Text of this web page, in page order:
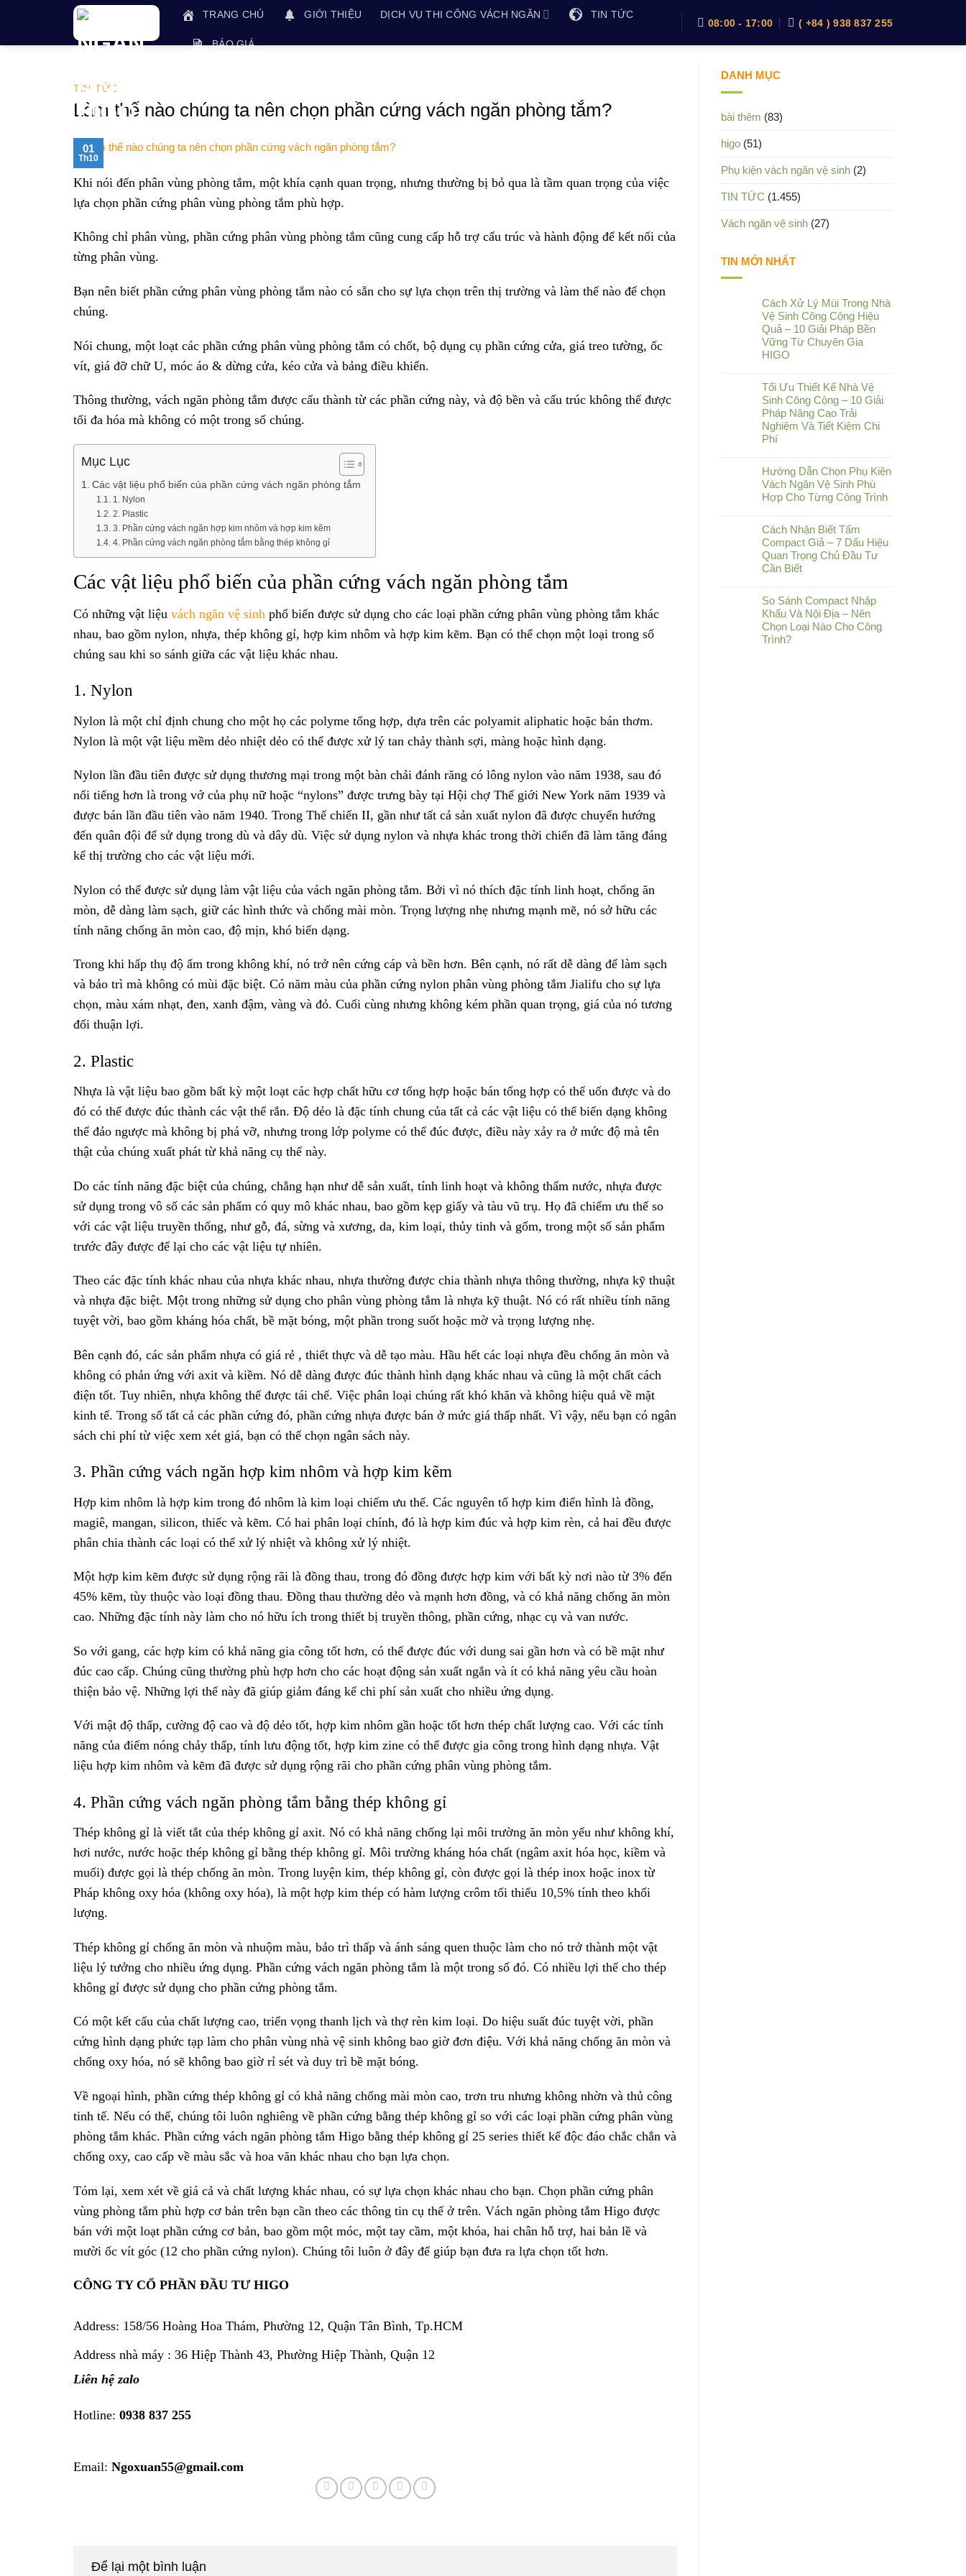
TRANG CHỦ GIỚI THIỆU DỊCH VỤ THI CÔNG VÁCH NGĂN TIN TỨC
BÁO GIÁ
08:00 - 17:00 ( +84 ) 938 837 255
TIN TỨC
Làm thế nào chúng ta nên chọn phần cứng vách ngăn phòng tắm?
01
Th10
Khi nói đến phân vùng phòng tắm, một khía cạnh quan trọng, nhưng thường bị bỏ qua là tầm quan trọng của việc
lựa chọn phần cứng phân vùng phòng tắm phù hợp.
Không chỉ phân vùng, phần cứng phân vùng phòng tắm cũng cung cấp hỗ trợ cấu trúc và hành động để kết nối của
từng phân vùng.
Bạn nên biết phần cứng phân vùng phòng tắm nào có sẵn cho sự lựa chọn trên thị trường và làm thế nào để chọn
chúng.
Nói chung, một loạt các phần cứng phân vùng phòng tắm có chốt, bộ dụng cụ phần cứng cửa, giá treo tường, ốc
vít, giá đỡ chữ U, móc áo & dừng cửa, kéo cửa và bảng điều khiển.
Thông thường, vách ngăn phòng tắm được cấu thành từ các phần cứng này, và độ bền và cấu trúc không thể được
tối đa hóa mà không có một trong số chúng.
Mục Lục
Các vật liệu phổ biến của phần cứng vách ngăn phòng tắm
1. Nylon
2. Plastic
3. Phần cứng vách ngăn hợp kim nhôm và hợp kim kẽm
4. Phần cứng vách ngăn phòng tắm bằng thép không gỉ
Các vật liệu phổ biến của phần cứng vách ngăn phòng tắm
Có những vật liệu vách ngăn vệ sinh phổ biến được sử dụng cho các loại phần cứng phân vùng phòng tắm khác
nhau, bao gồm nylon, nhựa, thép không gỉ, hợp kim nhôm và hợp kim kẽm. Bạn có thể chọn một loại trong số
chúng sau khi so sánh giữa các vật liệu khác nhau.
1. Nylon
Nylon là một chỉ định chung cho một họ các polyme tổng hợp, dựa trên các polyamit aliphatic hoặc bán thơm.
Nylon là một vật liệu mềm dẻo nhiệt dẻo có thể được xử lý tan chảy thành sợi, màng hoặc hình dạng.
Nylon lần đầu tiên được sử dụng thương mại trong một bàn chải đánh răng có lông nylon vào năm 1938, sau đó
nổi tiếng hơn là trong vớ của phụ nữ hoặc “nylons” được trưng bày tại Hội chợ Thế giới New York năm 1939 và
được bán lần đầu tiên vào năm 1940. Trong Thế chiến II, gần như tất cả sản xuất nylon đã được chuyển hướng
đến quân đội để sử dụng trong dù và dây dù. Việc sử dụng nylon và nhựa khác trong thời chiến đã làm tăng đáng
kể thị trường cho các vật liệu mới.
Nylon có thể được sử dụng làm vật liệu của vách ngăn phòng tắm. Bởi vì nó thích đặc tính linh hoạt, chống ăn
mòn, dễ dàng làm sạch, giữ các hình thức và chống mài mòn. Trọng lượng nhẹ nhưng mạnh mẽ, nó sở hữu các
tính năng chống ăn mòn cao, độ mịn, khó biến dạng.
Trong khi hấp thụ độ ẩm trong không khí, nó trở nên cứng cáp và bền hơn. Bên cạnh, nó rất dễ dàng để làm sạch
và bảo trì mà không có mùi đặc biệt. Có năm màu của phần cứng nylon phân vùng phòng tắm Jialifu cho sự lựa
chọn, màu xám nhạt, đen, xanh đậm, vàng và đỏ. Cuối cùng nhưng không kém phần quan trọng, giá của nó tương
đối thuận lợi.
2. Plastic
Nhựa là vật liệu bao gồm bất kỳ một loạt các hợp chất hữu cơ tổng hợp hoặc bán tổng hợp có thể uốn được và do
đó có thể được đúc thành các vật thể rắn. Độ dẻo là đặc tính chung của tất cả các vật liệu có thể biến dạng không
thể đảo ngược mà không bị phá vỡ, nhưng trong lớp polyme có thể đúc được, điều này xảy ra ở mức độ mà tên
thật của chúng xuất phát từ khả năng cụ thể này.
Do các tính năng đặc biệt của chúng, chẳng hạn như dễ sản xuất, tính linh hoạt và không thấm nước, nhựa được
sử dụng trong vô số các sản phẩm có quy mô khác nhau, bao gồm kẹp giấy và tàu vũ trụ. Họ đã chiếm ưu thế so
với các vật liệu truyền thống, như gỗ, đá, sừng và xương, da, kim loại, thủy tinh và gốm, trong một số sản phẩm
trước đây được để lại cho các vật liệu tự nhiên.
Theo các đặc tính khác nhau của nhựa khác nhau, nhựa thường được chia thành nhựa thông thường, nhựa kỹ thuật
và nhựa đặc biệt. Một trong những sử dụng cho phân vùng phòng tắm là nhựa kỹ thuật. Nó có rất nhiều tính năng
tuyệt vời, bao gồm kháng hóa chất, bề mặt bóng, một phần trong suốt hoặc mờ và trọng lượng nhẹ.
Bên cạnh đó, các sản phẩm nhựa có giá rẻ , thiết thực và dễ tạo màu. Hầu hết các loại nhựa đều chống ăn mòn và
không có phản ứng với axit và kiềm. Nó dễ dàng được đúc thành hình dạng khác nhau và cũng là một chất cách
điện tốt. Tuy nhiên, nhựa không thể được tái chế. Việc phân loại chúng rất khó khăn và không hiệu quả về mặt
kinh tế. Trong số tất cả các phần cứng đó, phần cứng nhựa được bán ở mức giá thấp nhất. Vì vậy, nếu bạn có ngân
sách chi phí từ việc xem xét giá, bạn có thể chọn ngân sách này.
3. Phần cứng vách ngăn hợp kim nhôm và hợp kim kẽm
Hợp kim nhôm là hợp kim trong đó nhôm là kim loại chiếm ưu thế. Các nguyên tố hợp kim điển hình là đồng,
magiê, mangan, silicon, thiếc và kẽm. Có hai phân loại chính, đó là hợp kim đúc và hợp kim rèn, cả hai đều được
phân chia thành các loại có thể xử lý nhiệt và không xử lý nhiệt.
Một hợp kim kẽm được sử dụng rộng rãi là đồng thau, trong đó đồng được hợp kim với bất kỳ nơi nào từ 3% đến
45% kẽm, tùy thuộc vào loại đồng thau. Đồng thau thường dẻo và mạnh hơn đồng, và có khả năng chống ăn mòn
cao. Những đặc tính này làm cho nó hữu ích trong thiết bị truyền thông, phần cứng, nhạc cụ và van nước.
So với gang, các hợp kim có khả năng gia công tốt hơn, có thể được đúc với dung sai gần hơn và có bề mặt như
đúc cao cấp. Chúng cũng thường phù hợp hơn cho các hoạt động sản xuất ngắn và ít có khả năng yêu cầu hoàn
thiện bảo vệ. Những lợi thế này đã giúp giảm đáng kể chi phí sản xuất cho nhiều ứng dụng.
Với mật độ thấp, cường độ cao và độ dẻo tốt, hợp kim nhôm gần hoặc tốt hơn thép chất lượng cao. Với các tính
năng của điểm nóng chảy thấp, tính lưu động tốt, hợp kim zine có thể được gia công trong hình dạng nhựa. Vật
liệu hợp kim nhôm và kẽm đã được sử dụng rộng rãi cho phần cứng phân vùng phòng tắm.
4. Phần cứng vách ngăn phòng tắm bằng thép không gỉ
Thép không gỉ là viết tắt của thép không gỉ axit. Nó có khả năng chống lại môi trường ăn mòn yếu như không khí,
hơi nước, nước hoặc thép không gỉ bằng thép không gỉ. Môi trường kháng hóa chất (ngâm axit hóa học, kiềm và
muối) được gọi là thép chống ăn mòn. Trong luyện kim, thép không gỉ, còn được gọi là thép inox hoặc inox từ
Pháp không oxy hóa (không oxy hóa), là một hợp kim thép có hàm lượng crôm tối thiểu 10,5% tính theo khối
lượng.
Thép không gỉ chống ăn mòn và nhuộm màu, bảo trì thấp và ánh sáng quen thuộc làm cho nó trở thành một vật
liệu lý tưởng cho nhiều ứng dụng. Phần cứng vách ngăn phòng tắm là một trong số đó. Có nhiều lợi thế cho thép
không gỉ được sử dụng cho phần cứng phòng tắm.
Có một kết cấu của chất lượng cao, triển vọng thanh lịch và thợ rèn kim loại. Do hiệu suất đúc tuyệt vời, phần
cứng hình dạng phức tạp làm cho phân vùng nhà vệ sinh không bao giờ đơn điệu. Với khả năng chống ăn mòn và
chống oxy hóa, nó sẽ không bao giờ rỉ sét và duy trì bề mặt bóng.
Về ngoại hình, phần cứng thép không gỉ có khả năng chống mài mòn cao, trơn tru nhưng không nhờn và thủ công
tinh tế. Nếu có thể, chúng tôi luôn nghiêng về phần cứng bằng thép không gỉ so với các loại phần cứng phân vùng
phòng tắm khác. Phần cứng vách ngăn phòng tắm Higo bằng thép không gỉ 25 series thiết kế độc đáo chắc chắn và
chống oxy, cao cấp về màu sắc và hoa văn khác nhau cho bạn lựa chọn.
Tóm lại, xem xét về giá cả và chất lượng khác nhau, có sự lựa chọn khác nhau cho bạn. Chọn phần cứng phân
vùng phòng tắm phù hợp cơ bản trên bạn cần theo các thông tin cụ thể ở trên. Vách ngăn phòng tắm Higo được
bán với một loạt phần cứng cơ bản, bao gồm một móc, một tay cầm, một khóa, hai chân hỗ trợ, hai bản lề và
mười ốc vít góc (12 cho phần cứng nylon). Chúng tôi luôn ở đây để giúp bạn đưa ra lựa chọn tốt hơn.
CÔNG TY CỔ PHẦN ĐẦU TƯ HIGO
Address: 158/56 Hoàng Hoa Thám, Phường 12, Quận Tân Bình, Tp.HCM
Address nhà máy : 36 Hiệp Thành 43, Phường Hiệp Thành, Quận 12
Liên hệ zalo
Hotline: 0938 837 255
Email: Ngoxuan55@gmail.com
Để lại một bình luận
DANH MỤC
bài thêm (83)
higo (51)
Phụ kiện vách ngăn vệ sinh (2)
TIN TỨC (1.455)
Vách ngăn vệ sinh (27)
TIN MỚI NHẤT
Cách Xử Lý Mùi Trong Nhà
Vệ Sinh Công Cộng Hiệu
Quả – 10 Giải Pháp Bền
Vững Từ Chuyên Gia
HIGO
Tối Ưu Thiết Kế Nhà Vệ
Sinh Công Cộng – 10 Giải
Pháp Nâng Cao Trải
Nghiệm Và Tiết Kiệm Chi
Phí
Hướng Dẫn Chọn Phụ Kiện
Vách Ngăn Vệ Sinh Phù
Hợp Cho Từng Công Trình
Cách Nhận Biết Tấm
Compact Giả – 7 Dấu Hiệu
Quan Trọng Chủ Đầu Tư
Cần Biết
So Sánh Compact Nhập
Khẩu Và Nội Địa – Nên
Chọn Loại Nào Cho Công
Trình?